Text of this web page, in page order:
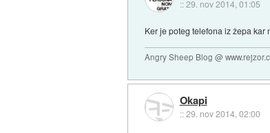
::29. nov 2014, 01:05
Ker je poteg telefona iz žepa
Angry Sheep Blog @
Okapi
::29. nov 2014, 02:00